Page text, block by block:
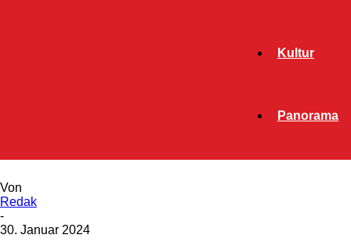
Kultur
Panorama
Von
Redak
-
30. Januar 2024